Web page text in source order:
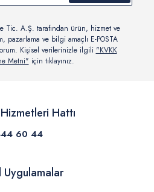
Tic. A.Ş. tarafından ürün, hizmet ve
pazarlama ve bilgi amaçlı E-POSTA
Kişisel verilerinizle ilgili "KVKK
Metni" için tıklayınız.
Hattı
60 44